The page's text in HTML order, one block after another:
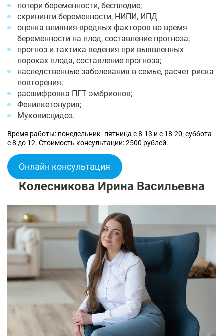
потери беременности, бесплодие;
скрининги беременности, НИПИ, ИПД
оценка влияния вредных факторов во время
беременности на плод, составление прогноза;
прогноз и тактика ведения при выявленных
пороках плода, составление прогноза;
наследственные заболевания в семье, расчет риска
повторения;
расшифровка ПГТ эмбрионов;
Фенилкетонурия;
Муковисцидоз.
Время работы: понедельник -пятница с 8-13 и с 18-20, суббота
с 8 до 12. Стоимость консультации: 2500 рублей.
Онлайн консультация
Колесникова Ирина Васильевна